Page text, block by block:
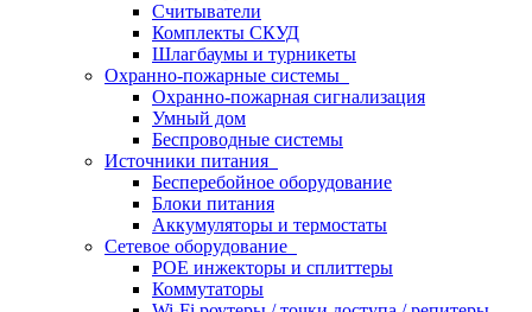
Считыватели
Комплекты СКУД
Шлагбаумы и турникеты
Охранно-пожарные системы
Охранно-пожарная сигнализация
Умный дом
Беспроводные системы
Источники питания
Бесперебойное оборудование
Блоки питания
Аккумуляторы и термостаты
Сетевое оборудование
POE инжекторы и сплиттеры
Коммутаторы